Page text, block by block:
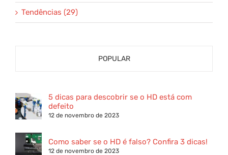
Tendências (29)
POPULAR
5 dicas para descobrir se o HD está com
defeito
12 de novembro de 2023
Como saber se o HD é falso? Confira 3 dicas!
12 de novembro de 2023